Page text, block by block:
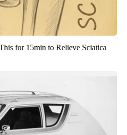
for 15min to Relieve Sciatica